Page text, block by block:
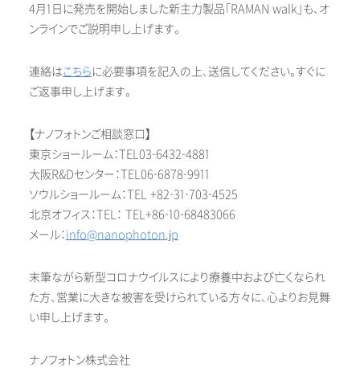
4月1日に発売を開始しました新主力製品「RAMAN walk」も、オ
ンラインでご説明申し上げます。
連絡はこちらに必要事項を記入の上、送信してください。すぐに
ご返事申し上げます。
【ナノフォトンご相談窓口】
東京ショールーム：TEL03-6432-4881
大阪R&Dセンター：TEL06-6878-9911
ソウルショールーム：TEL +82-31-703-4525
北京オフィス：TEL： TEL+86-10-68483066
メール：info@nanophoton.jp
末筆ながら新型コロナウイルスにより療養中および亡くなられ
た方、営業に大きな被害を受けられている方々に、心よりお見舞
い申し上げます。
ナノフォトン株式会社